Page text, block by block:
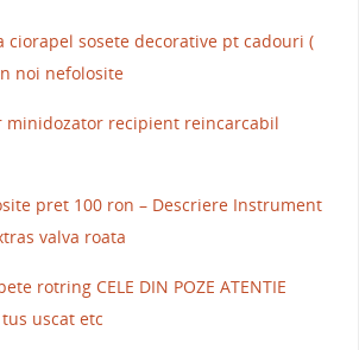
ciorapel sosete decorative pt cadouri (
noi nefolosite
minidozator recipient reincarcabil
pret 100 ron – Descriere Instrument
valva roata
rotring CELE DIN POZE ATENTIE
uscat etc